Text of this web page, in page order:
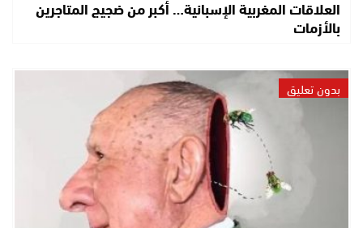
العلاقات المغربية الإسبانية… أكبر من ضجيج المتاجرين
بالأزمات
بدون تعليق